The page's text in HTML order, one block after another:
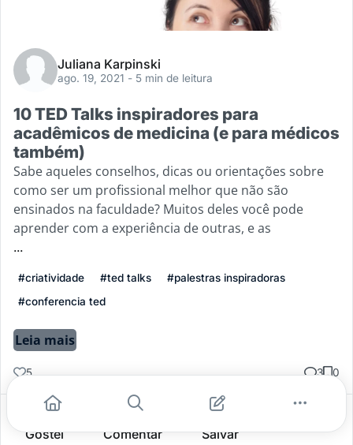
Juliana Karpinski
ago. 19, 2021 - 5 min de leitura
10 TED Talks inspiradores para
acadêmicos de medicina (e para médicos
também)
Sabe aqueles conselhos, dicas ou orientações sobre
como ser um profissional melhor que não são
ensinados na faculdade? Muitos deles você pode
aprender com a experiência de outras, e as
...
#criatividade #ted talks
#palestras inspiradoras
#conferencia ted
Leia mais
5 3 0
Gostei Comentar Salvar